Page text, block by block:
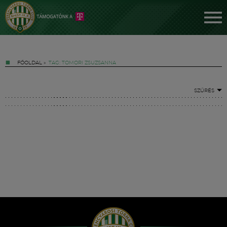
FŐOLDAL » TAG: TOMORI ZSUZSANNA
SZŰRÉS
Hírek